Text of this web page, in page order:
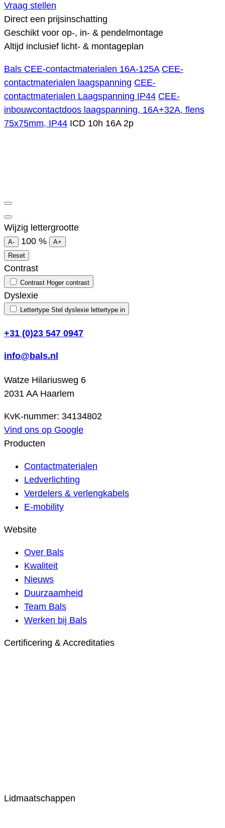
Vraag stellen
Direct een prijsinschatting
Geschikt voor op-, in- & pendelmontage
Altijd inclusief licht- & montageplan
Bals CEE-contactmaterialen 16A-125A CEE-
contactmaterialen laagspanning CEE-
contactmaterialen Laagspanning IP44 CEE-
inbouwcontactdoos laagspanning, 16A+32A, flens
75x75mm, IP44 ICD 10h 16A 2p
Wijzig lettergrootte
A- 100 %
A+
Reset
Contrast
Contrast Hoger contrast
Dyslexie
Lettertype Stel dyslexie lettertype in
+31 (0)23 547 0947
info@bals.nl
Watze Hilariusweg 6
2031 AA Haarlem
KvK-nummer: 34134802
Vind ons op Google
Producten
Contactmaterialen
Ledverlichting
Verdelers & verlengkabels
E-mobility
Website
Over Bals
Kwaliteit
Nieuws
Duurzaamheid
Team Bals
Werken bij Bals
Certificering & Accreditaties
Lidmaatschappen